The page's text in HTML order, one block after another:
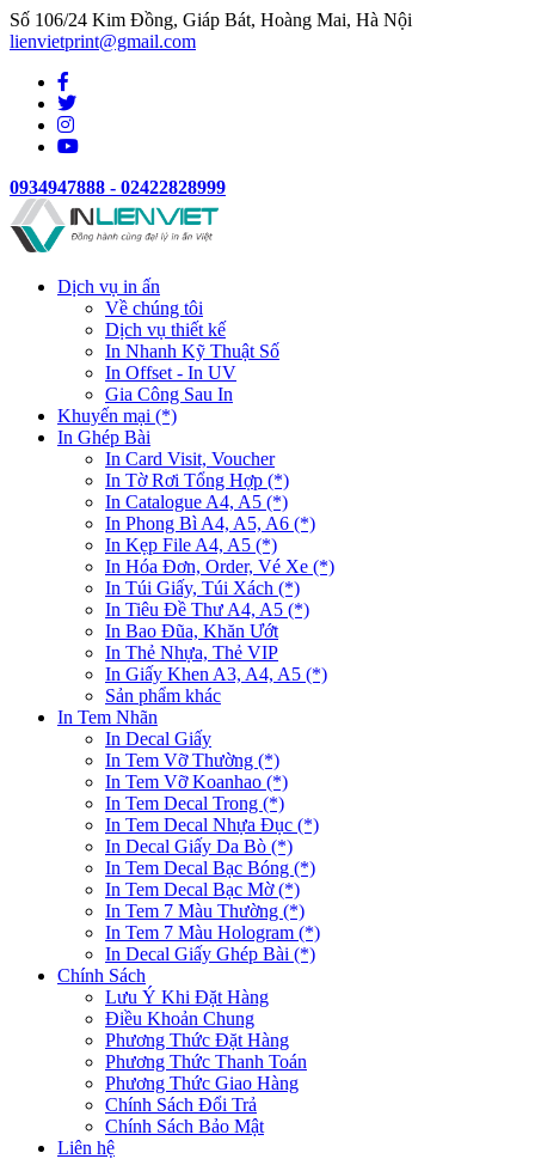
Số 106/24 Kim Đồng, Giáp Bát, Hoàng Mai, Hà Nội
lienvietprint@gmail.com
0934947888 - 02422828999
Dịch vụ in ấn
Về chúng tôi
Dịch vụ thiết kế
In Nhanh Kỹ Thuật Số
In Offset - In UV
Gia Công Sau In
Khuyến mại (*)
In Ghép Bài
In Card Visit, Voucher
In Tờ Rơi Tổng Hợp (*)
In Catalogue A4, A5 (*)
In Phong Bì A4, A5, A6 (*)
In Kẹp File A4, A5 (*)
In Hóa Đơn, Order, Vé Xe (*)
In Túi Giấy, Túi Xách (*)
In Tiêu Đề Thư A4, A5 (*)
In Bao Đũa, Khăn Ướt
In Thẻ Nhựa, Thẻ VIP
In Giấy Khen A3, A4, A5 (*)
Sản phẩm khác
In Tem Nhãn
In Decal Giấy
In Tem Vỡ Thường (*)
In Tem Vỡ Koanhao (*)
In Tem Decal Trong (*)
In Tem Decal Nhựa Đục (*)
In Decal Giấy Da Bò (*)
In Tem Decal Bạc Bóng (*)
In Tem Decal Bạc Mờ (*)
In Tem 7 Màu Thường (*)
In Tem 7 Màu Hologram (*)
In Decal Giấy Ghép Bài (*)
Chính Sách
Lưu Ý Khi Đặt Hàng
Điều Khoản Chung
Phương Thức Đặt Hàng
Phương Thức Thanh Toán
Phương Thức Giao Hàng
Chính Sách Đổi Trả
Chính Sách Bảo Mật
Liên hệ